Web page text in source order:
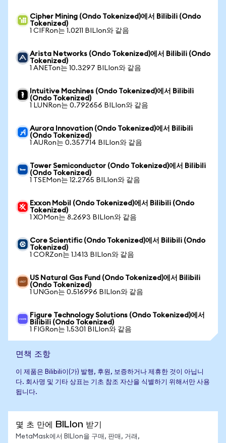
Cipher Mining (Ondo Tokenized)에서 Bilibili (Ondo
Tokenized)
1 CIFRon는 1.0211 BILIon와 같음
Arista Networks (Ondo Tokenized)에서 Bilibili (Ondo
Tokenized)
1 ANETon는 10.3297 BILIon와 같음
Intuitive Machines (Ondo Tokenized)에서 Bilibili
(Ondo Tokenized)
1 LUNRon는 0.792656 BILIon와 같음
Aurora Innovation (Ondo Tokenized)에서 Bilibili
(Ondo Tokenized)
1 AURon는 0.357714 BILIon와 같음
Tower Semiconductor (Ondo Tokenized)에서 Bilibili
(Ondo Tokenized)
1 TSEMon는 12.2765 BILIon와 같음
Exxon Mobil (Ondo Tokenized)에서 Bilibili (Ondo
Tokenized)
1 XOMon는 8.2693 BILIon와 같음
Core Scientific (Ondo Tokenized)에서 Bilibili (Ondo
Tokenized)
1 CORZon는 1.1413 BILIon와 같음
US Natural Gas Fund (Ondo Tokenized)에서 Bilibili
(Ondo Tokenized)
1 UNGon는 0.516996 BILIon와 같음
Figure Technology Solutions (Ondo Tokenized)에서
Bilibili (Ondo Tokenized)
1 FIGRon는 1.5301 BILIon와 같음
면책 조항
이 제품은 Bilibili이(가) 발행, 후원, 보증하거나 제휴한 것이 아닙니
다. 회사명 및 기타 상표는 기초 참조 자산을 식별하기 위해서만 사용
됩니다.
몇 초 만에 BILIon 받기
MetaMask에서 BILIon을 구매, 판매, 거래,